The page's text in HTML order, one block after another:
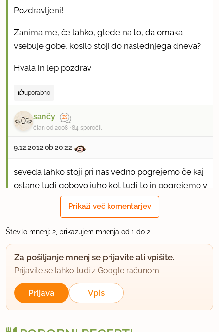
Pozdravljeni!
Zanima me, če lahko, glede na to, da omaka
vsebuje gobe, kosilo stoji do naslednjega dneva?
Hvala in lep pozdrav
uporabno
sančy
član od 2008 84 sporočil
9.12.2012 ob 20:22
seveda lahko stoji pri nas vedno pogrejemo če kaj
ostane tudi gobovo juho kot tudi to in pogrejemo v
mikrovalovni da ne grejemo vsega.
uporabno
Prikaži več komentarjev
Število mnenj: 2, prikazujem mnenja od 1 do 2
Za pošiljanje mnenj se prijavite ali vpišite.
Prijavite se lahko tudi z Google računom.
Prijava Vpis